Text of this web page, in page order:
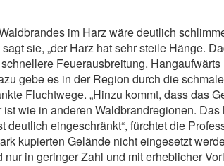
im Harz wäre deutlich
sie, „der Harz hat sehr steile Hänge.
Feuerausbreitung. Hangaufwärts
gebe es in der Region durch die
Fluchtwege. „Hinzu kommt, dass das
wie in anderen Waldbrandregionen. Das
deutlich eingeschränkt“, fürchtet die
kupierten Gelände nicht eingesetzt
in geringer Zahl und mit erheblicher